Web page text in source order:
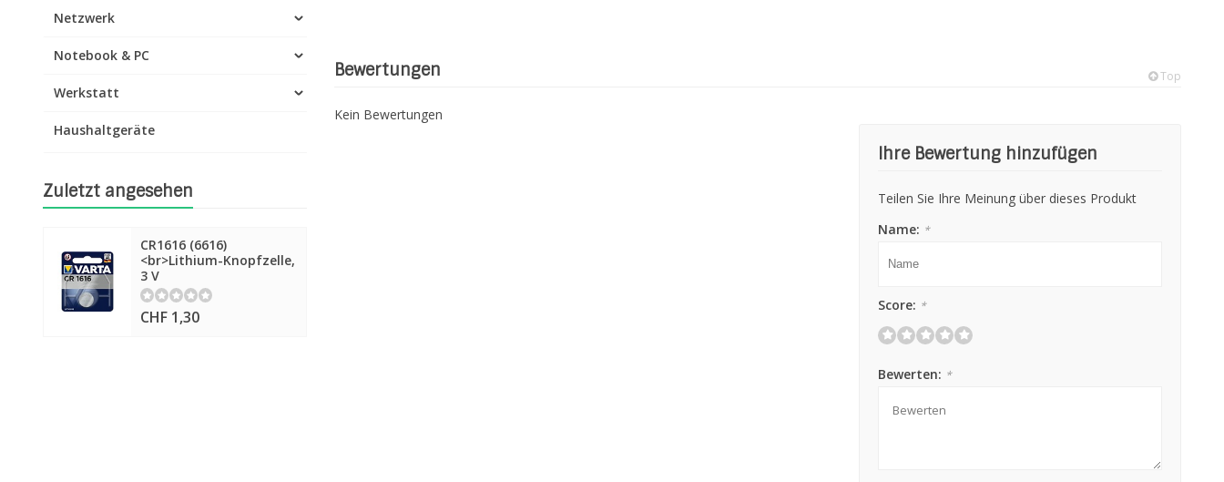
Netzwerk
Notebook & PC
Werkstatt
Haushaltgeräte
Zuletzt angesehen
CR1616 (6616)
<br>Lithium-Knopfzelle,
3 V
CHF 1,30
Bewertungen Top
Kein Bewertungen
Ihre Bewertung hinzufügen
Teilen Sie Ihre Meinung über dieses Produkt
Name: *
Score: *
Bewerten: *